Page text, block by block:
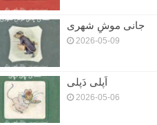
جانی موشِ شهری
2026-05-09
اَپلی دَپلی
2026-05-06